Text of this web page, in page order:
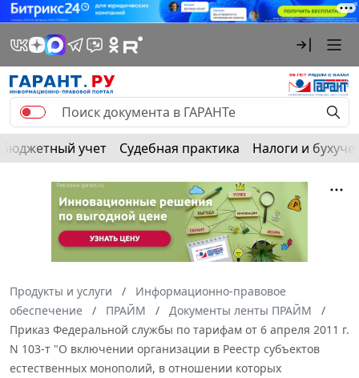
Бюджетный учет Судебная практика Налоги и
Продукты и услуги
Информационно-правовое
обеспечение
ПРАЙМ
Документы ленты ПРАЙМ
Приказ Федеральной службы по тарифам от 6 апреля 2011 г.
N 103-т "О включении организации в Реестр субъектов
естественных монополий, в отношении которых